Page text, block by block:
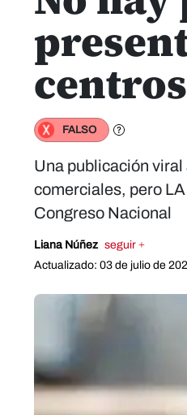
FALSO
Una publicación
comerciales, pero
Congreso Nacional
Liana Núñez seguir +
Actualizado: 03 de julio de